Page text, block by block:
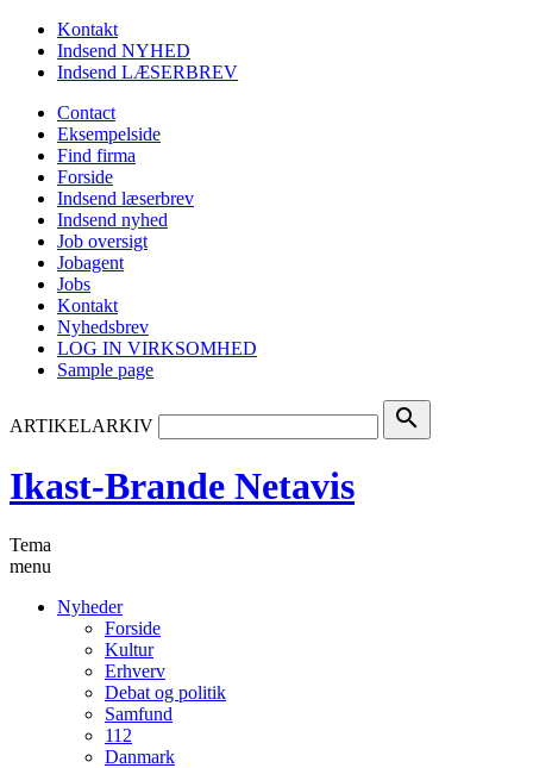
Kontakt
Indsend NYHED
Indsend LÆSERBREV
Contact
Eksempelside
Find firma
Forside
Indsend læserbrev
Indsend nyhed
Job oversigt
Jobagent
Jobs
Kontakt
Nyhedsbrev
LOG IN VIRKSOMHED
Sample page
ARTIKELARKIV search
Ikast-Brande Netavis
Tema
menu
Nyheder
Forside
Kultur
Erhverv
Debat og politik
Samfund
112
Danmark